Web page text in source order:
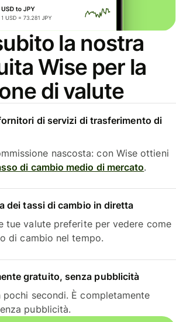
la nostra
Wise per la
di valute
di servizi di trasferimento di
nascosta: con Wise ottieni
di cambio medio di mercato.
dei tassi di cambio in diretta
tue valute preferite per vedere come
di cambio nel tempo.
gratuito, senza pubblicità
pochi secondi. È completamente
pubblicità.